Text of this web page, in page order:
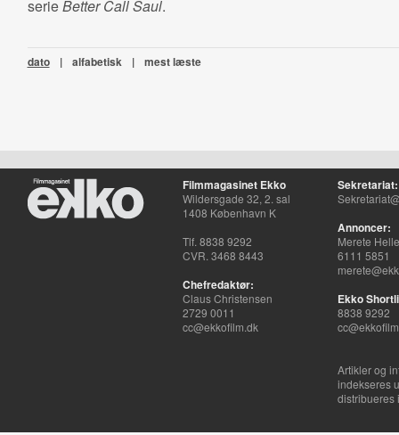
serieBetter Call Saul.
dato | alfabetisk | mest læste
Filmmagasinet Ekko
Wildersgade 32, 2. sal
1408 København K
Tlf. 8838 9292
CVR. 3468 8443
Chefredaktør:
Claus Christensen
2729 0011
cc@ekkofilm.dk
Sekretariat:
Annoncer:
Merete
6111 5851
Ekko
8838 9292
Artikler og
indekseres
distribueres